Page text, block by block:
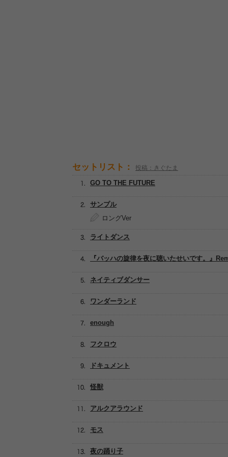
セットリスト： 投稿：きぐたま
『バッハの旋律を夜に聴いたせいです。』
フクロウ
怪獣
GO TO THE FUTURE
ネイティブダンサー
ワンダーランド
enough
サンプル
ロングVer
ドキュメント
ライトダンス
アルクアラウンド
モス
夜の踊り子